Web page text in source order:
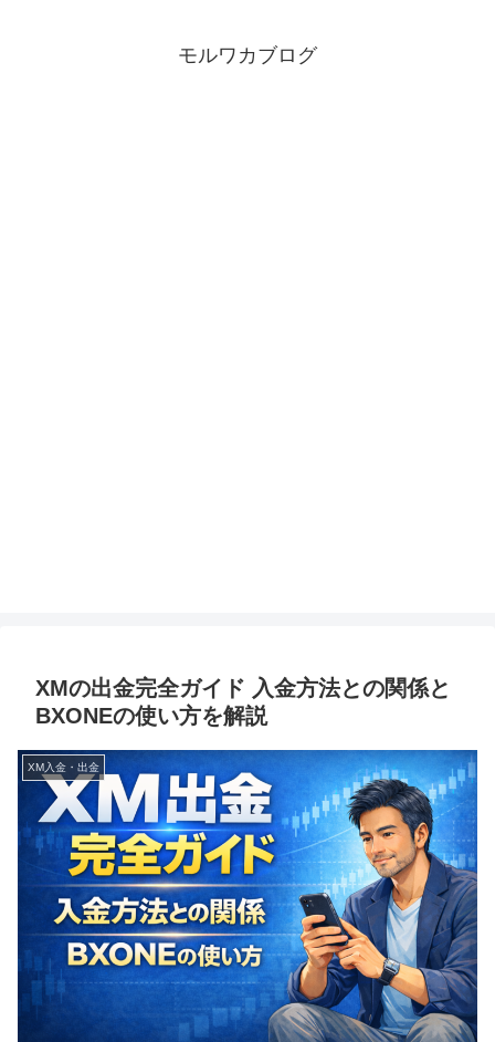
モルワカブログ
XMの出金完全ガイド 入金方法との関係と
BXONEの使い方を解説
XM入金・出金